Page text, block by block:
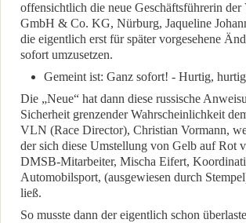
offensichtlich die neue Geschäftsführerin
GmbH & Co. KG, Nürburg, Jaqueline
die eigentlich erst für später vorgesehene
sofort umzusetzen.
Gemeint ist: Ganz sofort! - Hurtig,
Die „Neue“ hat dann diese russische
Sicherheit grenzender Wahrscheinlichkeit
VLN (Race Director), Christian Vormann,
der sich diese Umstellung von Gelb auf Rot
DMSB-Mitarbeiter, Mischa Eifert,
Automobilsport, (ausgewiesen durch
ließ.
So musste dann der eigentlich schon